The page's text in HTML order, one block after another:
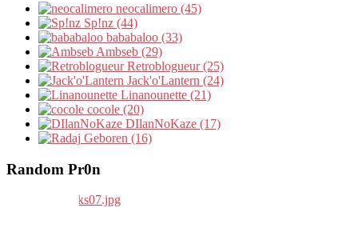
neocalimero (45)
Sp!nz (44)
bababaloo (33)
Ambseb (29)
Retroblogueur (25)
Jack'o'Lantern (24)
Linanounette (21)
cocole (20)
DIlanNoKaze (17)
Geboren (16)
Random Pr0n